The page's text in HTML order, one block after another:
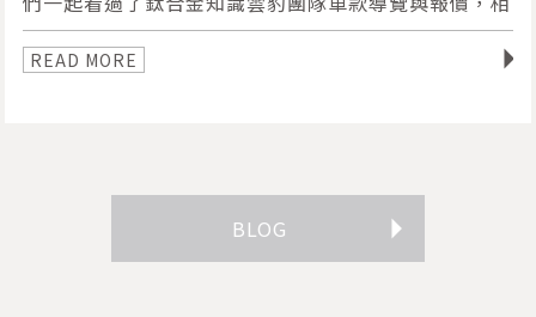
信有認真看完的車友，應該是略懂略懂了！ 因此這篇
BIKEfun就著重在這個今年發生的「大事情」上！
READ MORE ◥
BLOG ◥